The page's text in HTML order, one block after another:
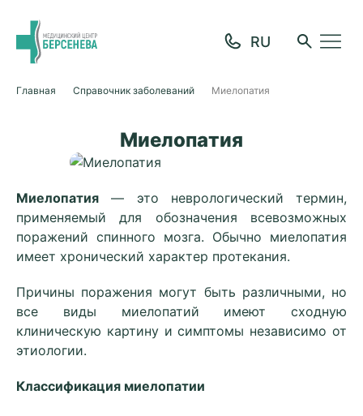
Главная Справочник заболеваний Миелопатия
Миелопатия
Миелопатия — это неврологический термин,
применяемый для обозначения всевозможных
поражений спинного мозга. Обычно миелопатия
имеет хронический характер протекания.
Причины поражения могут быть различными, но
все виды миелопатий имеют сходную
клиническую картину и симптомы независимо от
этиологии.
Классификация миелопатии